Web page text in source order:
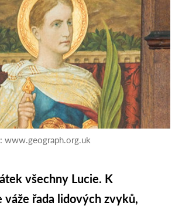
www.geograph.org.uk
všechny Lucie. K
váže řada lidových zvyků,